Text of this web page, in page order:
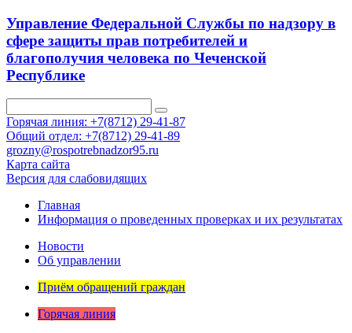
Управление Федеральной Службы по надзору в
сфере защиты прав потребителей и
благополучия человека по Чеченской
Республике
Горячая линия: +7(8712) 29-41-87
Общий отдел: +7(8712) 29-41-89
grozny@rospotrebnadzor95.ru
Карта сайта
Версия для слабовидящих
Главная
Информация о проведенных проверках и их результатах
Новости
Об управлении
Приём обращений граждан
Горячая линия